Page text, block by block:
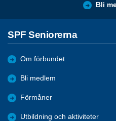
Bli
SPF Seniorerna
Om förbundet
Bli medlem
Förmåner
Utbildning och aktiviteter